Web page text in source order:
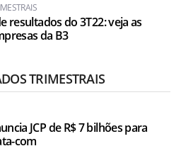
resultados do 3T22: veja as
da B3
TRIMESTRAIS
JCP de R$ 7 bilhões para
com